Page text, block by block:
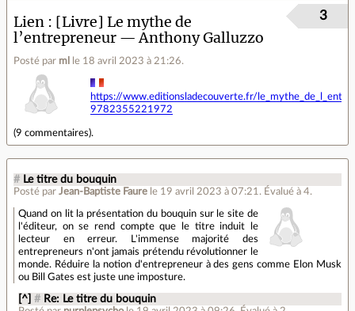
Lien
[Livre] Le mythe de
l’entrepreneur — Anthony Galluzzo
Posté par ml le 18 avril 2023 à 21:26.
3
https://www.editionsladecouverte.fr/
9782355221972
(9 commentaires).
# Le titre du bouquin
Posté par Jean-Baptiste Faure le 19 avril 2023 à 07:21 . Évalué à 4.
Quand on lit la présentation du bouquin sur le site de
l'éditeur, on se rend compte que le titre induit le
lecteur en erreur. L'immense majorité des
entrepreneurs n'ont jamais prétendu révolutionner le
monde. Réduire la notion d'entrepreneur à des gens comme Elon Musk
ou Bill Gates est juste une imposture.
[^] # Re: Le titre du bouquin